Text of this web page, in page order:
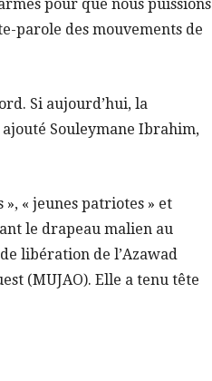
pour que nous puissions
parole des mouvements de
Si aujourd’hui, la
ajouté Souleymane Ibrahim,
« jeunes patriotes » et
le drapeau malien au
libération de l’Azawad
(MUJAO). Elle a tenu tête